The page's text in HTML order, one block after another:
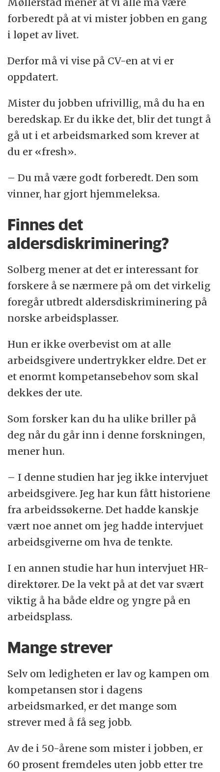
forberedt på at vi mister jobben en gang
i løpet av livet.
Derfor må vi vise på CV-en at vi er
oppdatert.
Mister du jobben ufrivillig, må du ha en
beredskap. Er du ikke det, blir det tungt å
gå ut i et arbeidsmarked som krever at
du er «fresh».
– Du må være godt forberedt. Den som
vinner, har gjort hjemmeleksa.
Finnes det
aldersdiskriminering?
Solberg mener at det er interessant for
forskere å se nærmere på om det virkelig
foregår utbredt aldersdiskriminering på
norske arbeidsplasser.
Hun er ikke overbevist om at alle
arbeidsgivere undertrykker eldre. Det er
et enormt kompetansebehov som skal
dekkes der ute.
Som forsker kan du ha ulike briller på
deg når du går inn i denne forskningen,
mener hun.
– I denne studien har jeg ikke intervjuet
arbeidsgivere. Jeg har kun fått historiene
fra arbeidssøkerne. Det hadde kanskje
vært noe annet om jeg hadde intervjuet
arbeidsgiverne om hva de tenkte.
I en annen studie har hun intervjuet HR-
direktører. De la vekt på at det var svært
viktig å ha både eldre og yngre på en
arbeidsplass.
Mange strever
Selv om ledigheten er lav og kampen om
kompetansen stor i dagens
arbeidsmarked, er det mange som
strever med å få seg jobb.
Av de i 50-årene som mister i jobben, er
60 prosent fremdeles uten jobb etter tre